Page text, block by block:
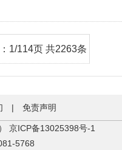
1/114页 共2263条
| 免责声明
京ICP备13025398号-1
5768